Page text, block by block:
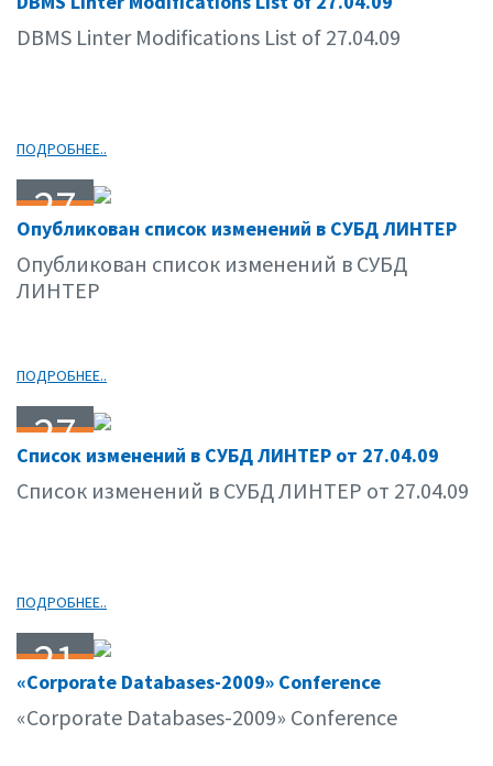
04.09
DBMS Linter Modifications List of 27.04.09
ПОДРОБНЕЕ..
27
04.09
Опубликован список изменений в СУБД ЛИНТЕР
Опубликован список изменений в СУБД
ЛИНТЕР
ПОДРОБНЕЕ..
27
04.09
Список изменений в СУБД ЛИНТЕР от 27.04.09
Список изменений в СУБД ЛИНТЕР от 27.04.09
ПОДРОБНЕЕ..
21
04.09
«Corporate Databases-2009» Conference
«Corporate Databases-2009» Conference